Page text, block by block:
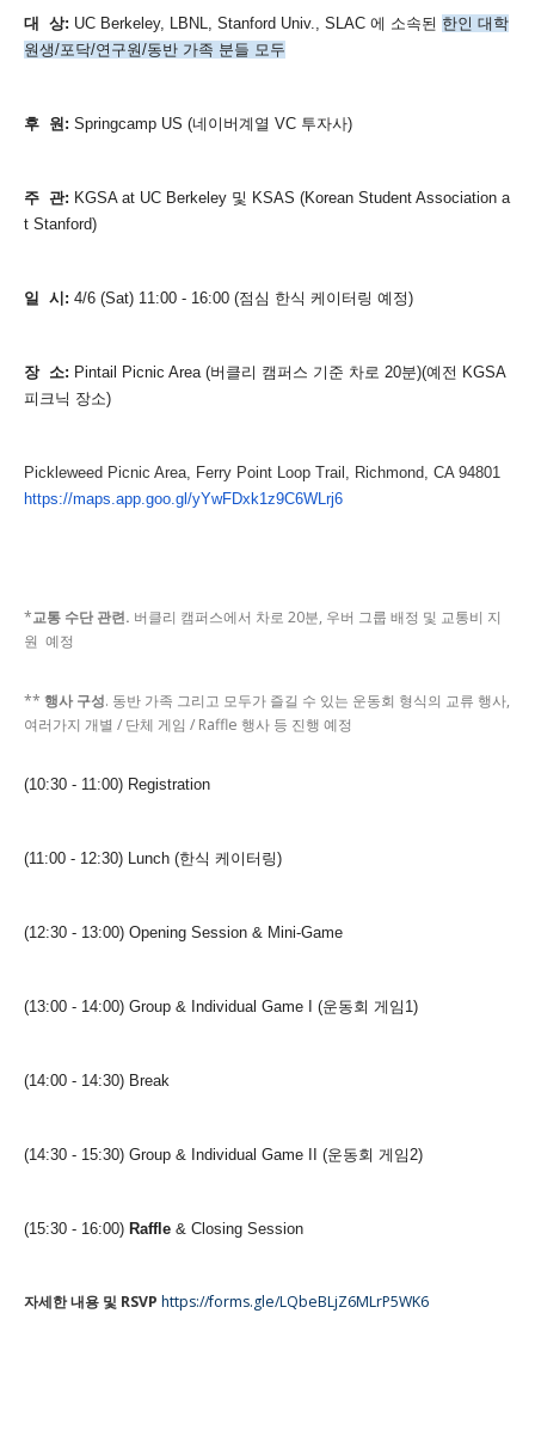
대 상: UC Berkeley, LBNL, Stanford Univ., SLAC 에 소속된 한인 대학
원생/포닥/연구원/동반 가족 분들 모두
후 원: Springcamp US (네이버계열 VC 투자사)
주 관: KGSA at UC Berkeley 및 KSAS (Korean Student Association a
t Stanford)
일 시: 4/6 (Sat) 11:00 - 16:00 (점심 한식 케이터링 예정)
장 소: Pintail Picnic Area (버클리 캠퍼스 기준 차로 20분)(예전 KGSA
피크닉 장소)
Pickleweed Picnic Area, Ferry Point Loop Trail, Richmond, CA 94801
https://maps.app.goo.gl/yYwFDxk1z9C6WLrj6
*교통 수단 관련. 버클리 캠퍼스에서 차로 20분, 우버 그룹 배정 및 교통비 지
원 예정
** 행사 구성. 동반 가족 그리고 모두가 즐길 수 있는 운동회 형식의 교류 행사,
여러가지 개별 / 단체 게임 / Raffle 행사 등 진행 예정
(10:30 - 11:00) Registration
(11:00 - 12:30) Lunch (한식 케이터링)
(12:30 - 13:00) Opening Session & Mini-Game
(13:00 - 14:00) Group & Individual Game I (운동회 게임1)
(14:00 - 14:30) Break
(14:30 - 15:30) Group & Individual Game II (운동회 게임2)
(15:30 - 16:00) Raffle & Closing Session
자세한 내용 및 RSVP https://forms.gle/LQbeBLjZ6MLrP5WK6